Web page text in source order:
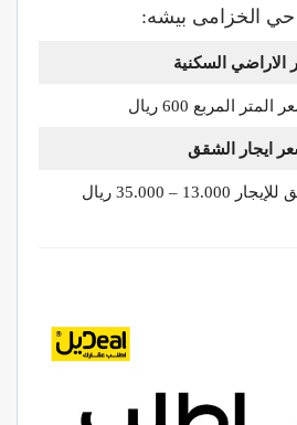
حي الخزامى بيشه:
الاراضي السكنية
المربع 600 ريال
ايجار الشقق
– 35.000 ريال